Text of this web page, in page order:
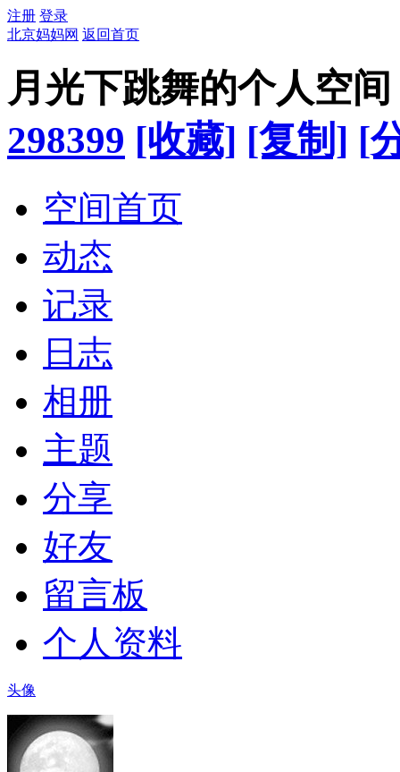
注册 登录
北京妈妈网 返回首页
月光下跳舞的个人空间
298399 [收藏] [复制] [
空间首页
动态
记录
日志
相册
主题
分享
好友
留言板
个人资料
头像